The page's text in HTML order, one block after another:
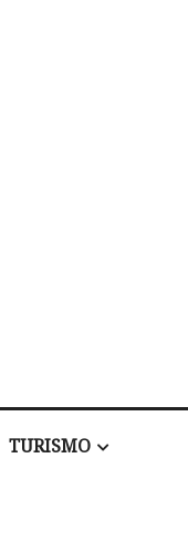
TURISMO